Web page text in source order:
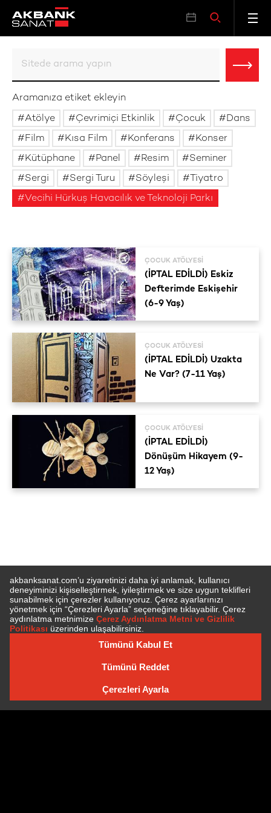
Aramanıza etiket ekleyin
Atölye
Çevrimiçi Etkinlik Çocuk
Dans
Film
Kısa Film Konferans
Konser
Kütüphane
Panel Resim
Seminer
Sergi
Sergi Turu Söyleşi
Tiyatro
Vecihi Hürkuş Havacılık ve Teknoloji Parkı
ÇOCUK ATÖLYESI
(İPTAL EDİLDİ) Eskiz
Defterimde Eskişehir
(6-9 Yaş)
ÇOCUK ATÖLYESI
(İPTAL EDİLDİ) Uzakta
Ne Var? (7-11 Yaş)
ÇOCUK ATÖLYESI
(İPTAL EDİLDİ)
Dönüşüm Hikayem (9-
12 Yaş)